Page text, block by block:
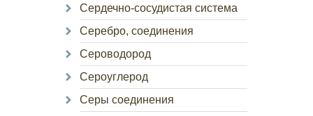
Сердечно-сосудистая система
Серебро, соединения
Сероводород
Сероуглерод
Серы соединения